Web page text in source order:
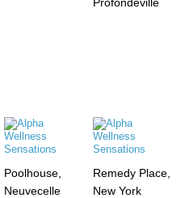
Poolhouse,
Neuvecelle
Remedy Place,
New York